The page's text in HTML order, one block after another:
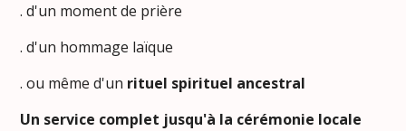
. d'un moment de prière
. d'un hommage laïque
. ou même d'un rituel spirituel ancestral
Un service complet jusqu'à la cérémonie locale